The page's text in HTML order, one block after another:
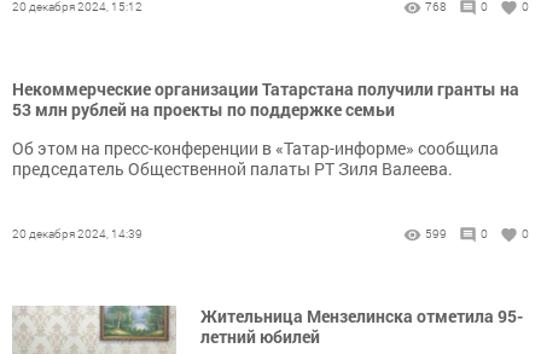
20 декабря 2024, 15:12 768 0 0
Некоммерческие организации Татарстана получили гранты на
53 млн рублей на проекты по поддержке семьи
Об этом на пресс-конференции в «Татар-информе» сообщила
председатель Общественной палаты РТ Зиля Валеева.
20 декабря 2024, 14:39 599 0 0
Жительница Мензелинска отметила 95-
летний юбилей